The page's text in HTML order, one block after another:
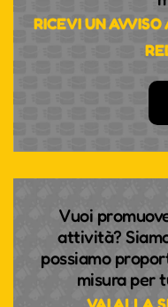
RICEVI UN
Vuoi
attività?
possiamo
misura per